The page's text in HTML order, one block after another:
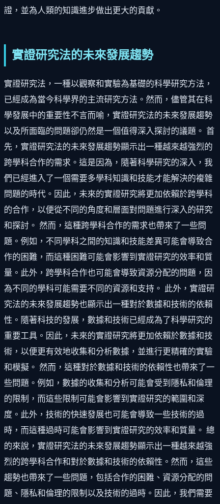
證，並為人類的知識進步做出更大的貢獻。
實證研究法的未來發展趨勢
實證研究法，一種以觀察和實驗為基礎的科學研究方法，
已經成為當今科學界的主流研究方法。然而，儘管其在科
學發展中的重要性不言而喻，實證研究法的未來發展趨勢
以及所面臨的問題卻仍然是一個值得深入探討的議題。 首
先，實證研究法的未來發展趨勢顯示出一種越來越強烈的
跨學科合作的需求。這是因為，隨著科學研究的深入，我
們已經進入了一個需要多學科知識和技能才能解決的複雜
問題的時代。因此，未來的實證研究將更加依賴於跨學科
的合作，以便從不同的角度和層面對問題進行深入的研究
和探討。 然而，這種跨學科合作的需求也帶來了一些問
題。例如，不同學科之間的知識和技能差異可能會導致合
作的困難，而這種困難可能會影響到實證研究的效率和質
量。此外，跨學科合作也可能會導致資源分配的問題，因
為不同的學科可能需要不同的資源和支持。 此外，實證研
究法的未來發展趨勢也顯示出一種對於數據和技術的依賴
性。隨著科技的發展，數據和技術已經成為了科學研究的
重要工具。因此，未來的實證研究將更加依賴於數據和技
術，以便更有效地收集和分析數據，並進行更精確的實驗
和模擬。 然而，這種對於數據和技術的依賴性也帶來了一
些問題。例如，數據的收集和分析可能會受到隱私和倫理
的限制，而這些限制可能會影響到實證研究的範圍和深
度。此外，技術的快速發展也可能會導致一些技術的過
時，而這種過時可能會影響到實證研究的效率和質量。 總
的來說，實證研究法的未來發展趨勢顯示出一種越來越強
烈的跨學科合作和對於數據和技術的依賴性。然而，這些
趨勢也帶來了一些問題，包括合作的困難、資源分配的問
題、隱私和倫理的限制以及技術的過時。因此，我們需要